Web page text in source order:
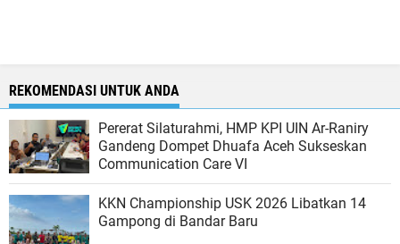
REKOMENDASI UNTUK ANDA
Pererat Silaturahmi, HMP KPI UIN Ar-Raniry
Gandeng Dompet Dhuafa Aceh Sukseskan
Communication Care VI
KKN Championship USK 2026 Libatkan 14
Gampong di Bandar Baru